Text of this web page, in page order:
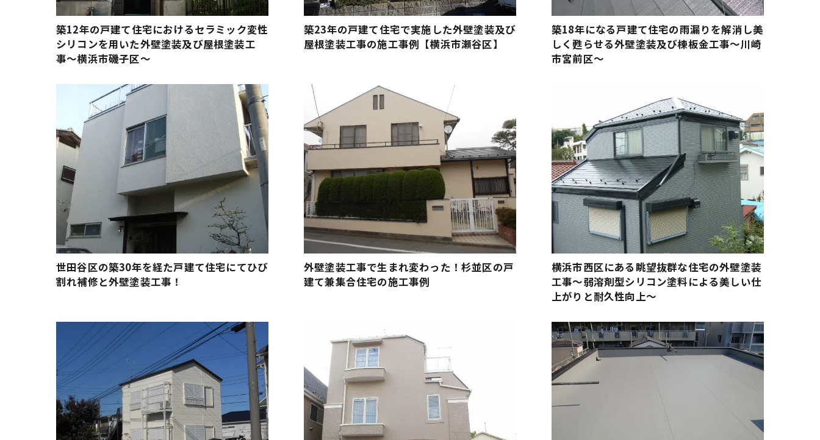
築12年の戸建て住宅におけるセラミック変性
シリコンを用いた外壁塗装及び屋根塗装工
事〜横浜市磯子区〜
築23年の戸建て住宅で実施した外壁塗装及び
屋根塗装工事の施工事例【横浜市瀬谷区】
築18年になる戸建て住宅の雨漏りを解消し美
しく甦らせる外壁塗装及び棟板金工事〜川崎
市宮前区〜
世田谷区の築30年を経た戸建て住宅にてひび
割れ補修と外壁塗装工事！
外壁塗装工事で生まれ変わった！杉並区の戸
建て兼集合住宅の施工事例
横浜市西区にある眺望抜群な住宅の外壁塗装
工事〜弱溶剤型シリコン塗料による美しい仕
上がりと耐久性向上〜